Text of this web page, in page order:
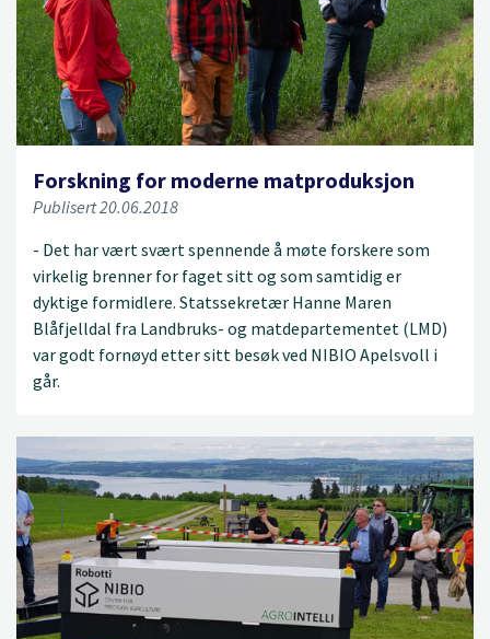
Forskning for moderne matproduksjon
Publisert 20.06.2018
- Det har vært svært spennende å møte forskere som
virkelig brenner for faget sitt og som samtidig er
dyktige formidlere. Statssekretær Hanne Maren
Blåfjelldal fra Landbruks- og matdepartementet (LMD)
var godt fornøyd etter sitt besøk ved NIBIO Apelsvoll i
går.